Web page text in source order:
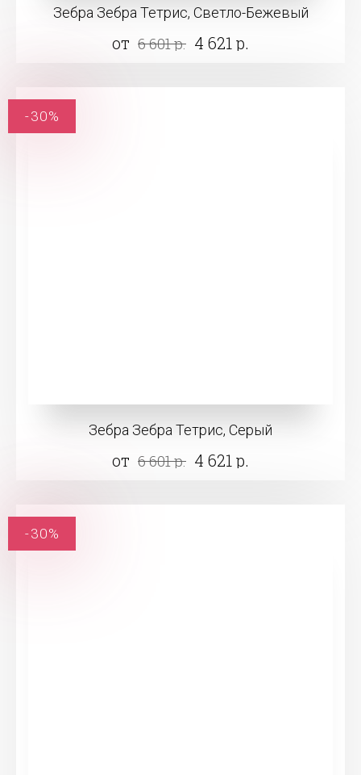
Зебра Зебра Тетрис, Светло-Бежевый
от 6 601 р. 4 621 р.
Зебра Зебра Тетрис, Серый
от 6 601 р. 4 621 р.
-30%
-30%